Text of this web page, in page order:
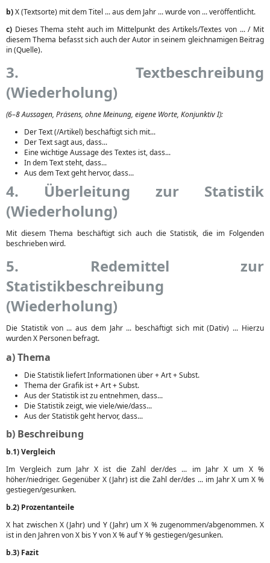
b)X (Textsorte) mit dem Titel ... aus dem Jahr ... wurde von ... veröffentlicht.
c) Dieses Thema steht auch im Mittelpunkt des Artikels/Textes von ... / Mit
diesem Thema befasst sich auch der Autor in seinem gleichnamigen Beitrag
in (Quelle).
3. Textbeschreibung
(Wiederholung)
(6–8 Aussagen, Präsens, ohne Meinung, eigene Worte, Konjunktiv I):
Der Text (/Artikel) beschäftigt sich mit...
Der Text sagt aus, dass...
Eine wichtige Aussage des Textes ist, dass...
In dem Text steht, dass...
Aus dem Text geht hervor, dass...
4. Überleitung zur Statistik
(Wiederholung)
Mit diesem Thema beschäftigt sich auch die Statistik, die im Folgenden
beschrieben wird.
5. Redemittel zur
Statistikbeschreibung
(Wiederholung)
Die Statistik von ... aus dem Jahr ... beschäftigt sich mit (Dativ) ... Hierzu
wurden X Personen befragt.
a) Thema
Die Statistik liefert Informationen über + Art + Subst.
Thema der Grafik ist + Art + Subst.
Aus der Statistik ist zu entnehmen, dass...
Die Statistik zeigt, wie viele/wie/dass...
Aus der Statistik geht hervor, dass...
b) Beschreibung
b.1) Vergleich
Im Vergleich zum Jahr X ist die Zahl der/des ... im Jahr X um X %
höher/niedriger. Gegenüber X (Jahr) ist die Zahl der/des ... im Jahr X um X %
gestiegen/gesunken.
b.2) Prozentanteile
X hat zwischen X (Jahr) und Y (Jahr) um X % zugenommen/abgenommen. X
ist in den Jahren von X bis Y von X % auf Y % gestiegen/gesunken.
b.3) Fazit